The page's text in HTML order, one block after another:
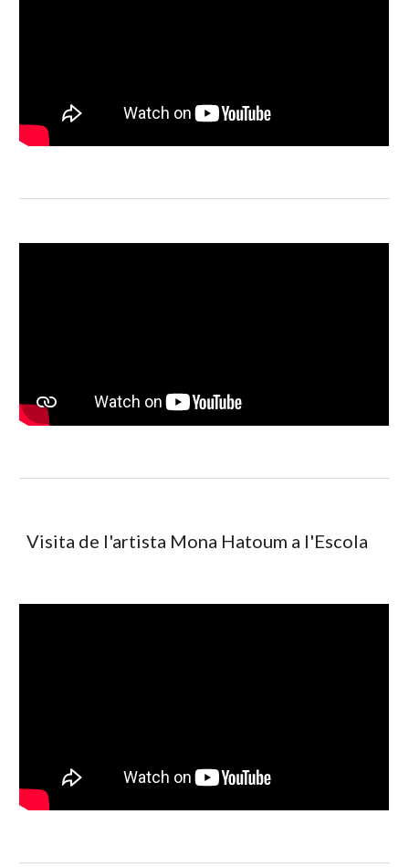
Visita de l'artista Mona Hatoum a l'Escola